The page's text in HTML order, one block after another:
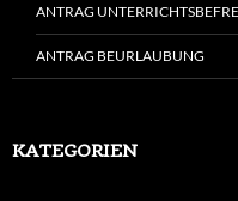
ANTRAG
ANTRAG BEURLAUBUNG
KATEGORIEN